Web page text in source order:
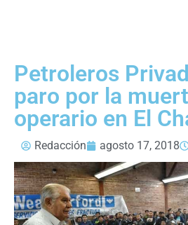
Petroleros
paro por la
operario en El
Redacción agosto 17, 2018